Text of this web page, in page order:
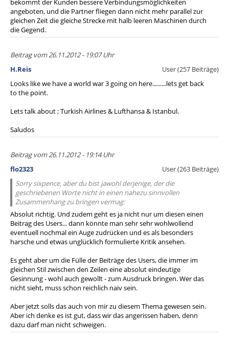
bekommt der Kunden bessere Verbindungsmöglichkeiten
angeboten, und die Partner fliegen dann nicht mehr parallel zur
gleichen Zeit die gleiche Strecke mit halb leeren Maschinen durch
die Gegend.
Beitrag vom 26.11.2012 - 19:07 Uhr
H.Reis
User (257 Beiträge)
Looks like we have a world war 3 going on here.........lets get back
to the point.
Lets talk about ; Turkish Airlines & Lufthansa & Istanbul.
Saludos
Beitrag vom 26.11.2012 - 19:14 Uhr
flo2323
User (263 Beiträge)
Sorry sixpence, aber du bist jawohl derjenige, der die
geschriebenen Worte nicht in einen nahezu sinnvollen
Zusammenhang zu bringen vermag:
Absolut richtig. Und zudem geht es ja nicht nur um diesen einen
Beitrag des Users... dann könnte man sehr sehr wohlwollend
eventuell nochmal ein Auge zudrücken und es als besonders
harsche und etwas unglücklich formulierte Kritik ansehen.
Es geht aber um die Fülle der Beiträge des Users, die immer im
gleichen Stil zwischen den Zeilen eine absolut eindeutige
Gesinnung - wohl auch gewollt - zum Ausdruck bringen. Wer das
nicht sieht, muss schon reichlich naiv sein.
Aber jetzt solls das auch von mir zu diesem Thema gewesen sein.
Aber ich denke es ist gut, dass wir das angerissen haben, denn
dazu darf man nicht schweigen.